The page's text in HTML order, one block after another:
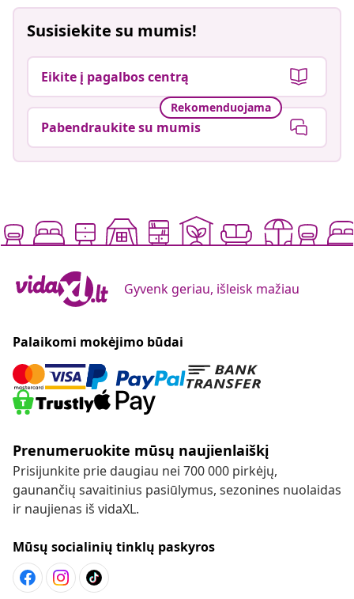
Susisiekite su mumis!
Eikite į pagalbos centrą
Rekomenduojama
Pabendraukite su mumis
Gyvenk geriau, išleisk mažiau
Palaikomi mokėjimo būdai
Prenumeruokite mūsų naujienlaiškį
Prisijunkite prie daugiau nei 700 000 pirkėjų,
gaunančių savaitinius pasiūlymus, sezonines nuolaidas
ir naujienas iš vidaXL.
Mūsų socialinių tinklų paskyros